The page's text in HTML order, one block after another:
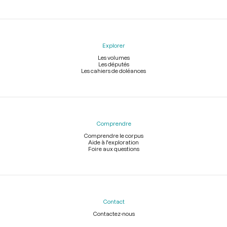
Explorer
Les volumes
Les députés
Les cahiers de doléances
Comprendre
Comprendre le corpus
Aide à l'exploration
Foire aux questions
Contact
Contactez-nous